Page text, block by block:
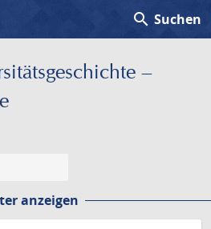
search Suchen
–
anzeigen